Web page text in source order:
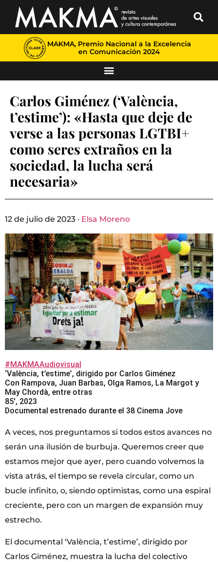
MAKMA, Premio Nacional a la Excelencia
en Comunicación 2024
Carlos Giménez (‘València,
t’estime’): «Hasta que deje de
verse a las personas LGTBI+
como seres extraños en la
sociedad, la lucha será
necesaria»
12 de julio de 2023 · Elsa Moreno
#MAKMAAudiovisual
‘València, t’estime’, dirigido por Carlos Giménez
Con Rampova, Juan Barbas, Olga Ramos, La Margot y
May Chordà, entre otras
85′, 2023
Documental estrenado durante el 38 Cinema Jove
A veces, nos preguntamos si todos estos avances no
serán una ilusión de burbuja. Queremos creer que
estamos mejor que ayer, pero cuando volvemos la
vista atrás, el tiempo se revela circular, como un
bucle infinito, o, siendo optimistas, como una espiral
creciente, pero con un margen de expansión muy
estrecho.
El documental ‘València, t’estime’, dirigido por
Carlos Giménez, muestra la lucha del colectivo